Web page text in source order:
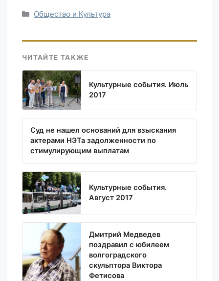
Рубрики
Общество и Культура
ЧИТАЙТЕ ТАКЖЕ
Культурные события. Июль
2017
Суд не нашел оснований для взыскания
актерами НЭТа задолженности по
стимулирующим выплатам
Культурные события.
Август 2017
Дмитрий Медведев
поздравил с юбилеем
волгоградского
скульптора Виктора
Фетисова